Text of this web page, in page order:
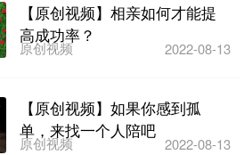
【原创视频】相亲如何才能提
高成功率？
原创视频 2022-08-13
【原创视频】如果你感到孤
单，来找一个人陪吧
原创视频 2022-08-13